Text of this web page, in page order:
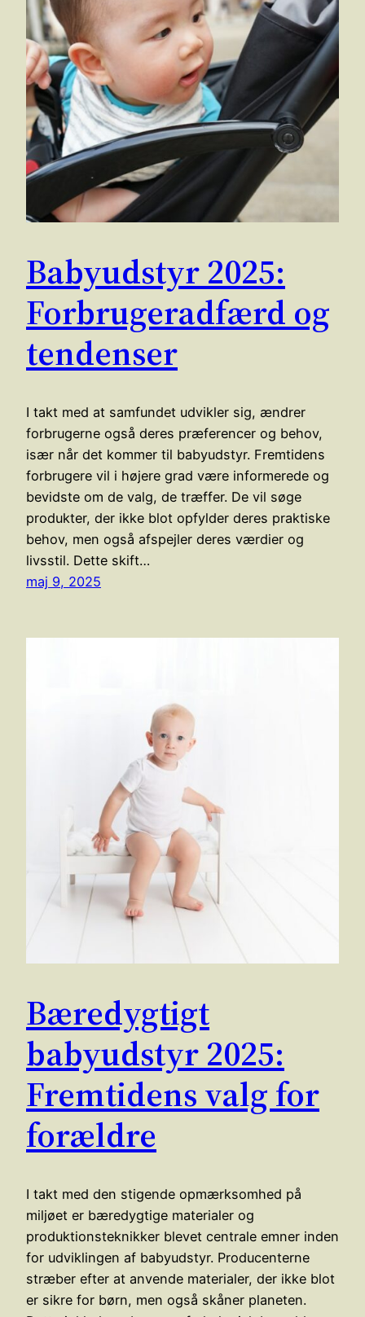
Babyudstyr 2025:
Forbrugeradfærd og
tendenser
I takt med at samfundet udvikler sig, ændrer
forbrugerne også deres præferencer og behov,
især når det kommer til babyudstyr. Fremtidens
forbrugere vil i højere grad være informerede og
bevidste om de valg, de træffer. De vil søge
produkter, der ikke blot opfylder deres praktiske
behov, men også afspejler deres værdier og
livsstil. Dette skift…
maj 9, 2025
Bæredygtigt
babyudstyr 2025:
Fremtidens valg for
forældre
I takt med den stigende opmærksomhed på
miljøet er bæredygtige materialer og
produktionsteknikker blevet centrale emner inden
for udviklingen af babyudstyr. Producenterne
stræber efter at anvende materialer, der ikke blot
er sikre for børn, men også skåner planeten.